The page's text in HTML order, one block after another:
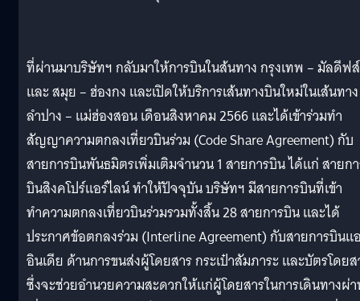
ที่ผ่านมาบริษัทฯ กลับมาให้การบินในส้นทาง กรุงเทพ – มัลดีฟส์
และ สมุย – ฮ่องกง และเปิดให้บริการเส้นทางบินใหม่ในเส้นทาง
ลำปาง – แม่ฮ่องสอน เดือนสิงหาคม 2566 และได้เข้าร่วมทำ
สัญญาความตกลงเที่ยวบินร่วม (Code Share Agreement) กับ
สายการบินพันธมิตรเพิ่มเติมจำนวน 1 สายการบิน ได้แก่ สายก
บินสิงคโปร์แอร์ไลน์ ทำให้ปัจจุบัน บริษัทฯ มีสายการบินที่เข้า
ทำความตกลงเที่ยวบินร่วมรวมทั้งสิ้น 28 สายการบิน และได้
ประกาศข้อตกลงร่วม (Interline Agreement) กับสายการบินแ
อินเดีย ด้านการขนส่งผู้โดยสาร กระเป๋าสัมภาระ และบัตรโดย
ซึ่งจะช่วยอำนวยความสะดวกให้แก่ผู้โดยสารในการเดินทางผ่